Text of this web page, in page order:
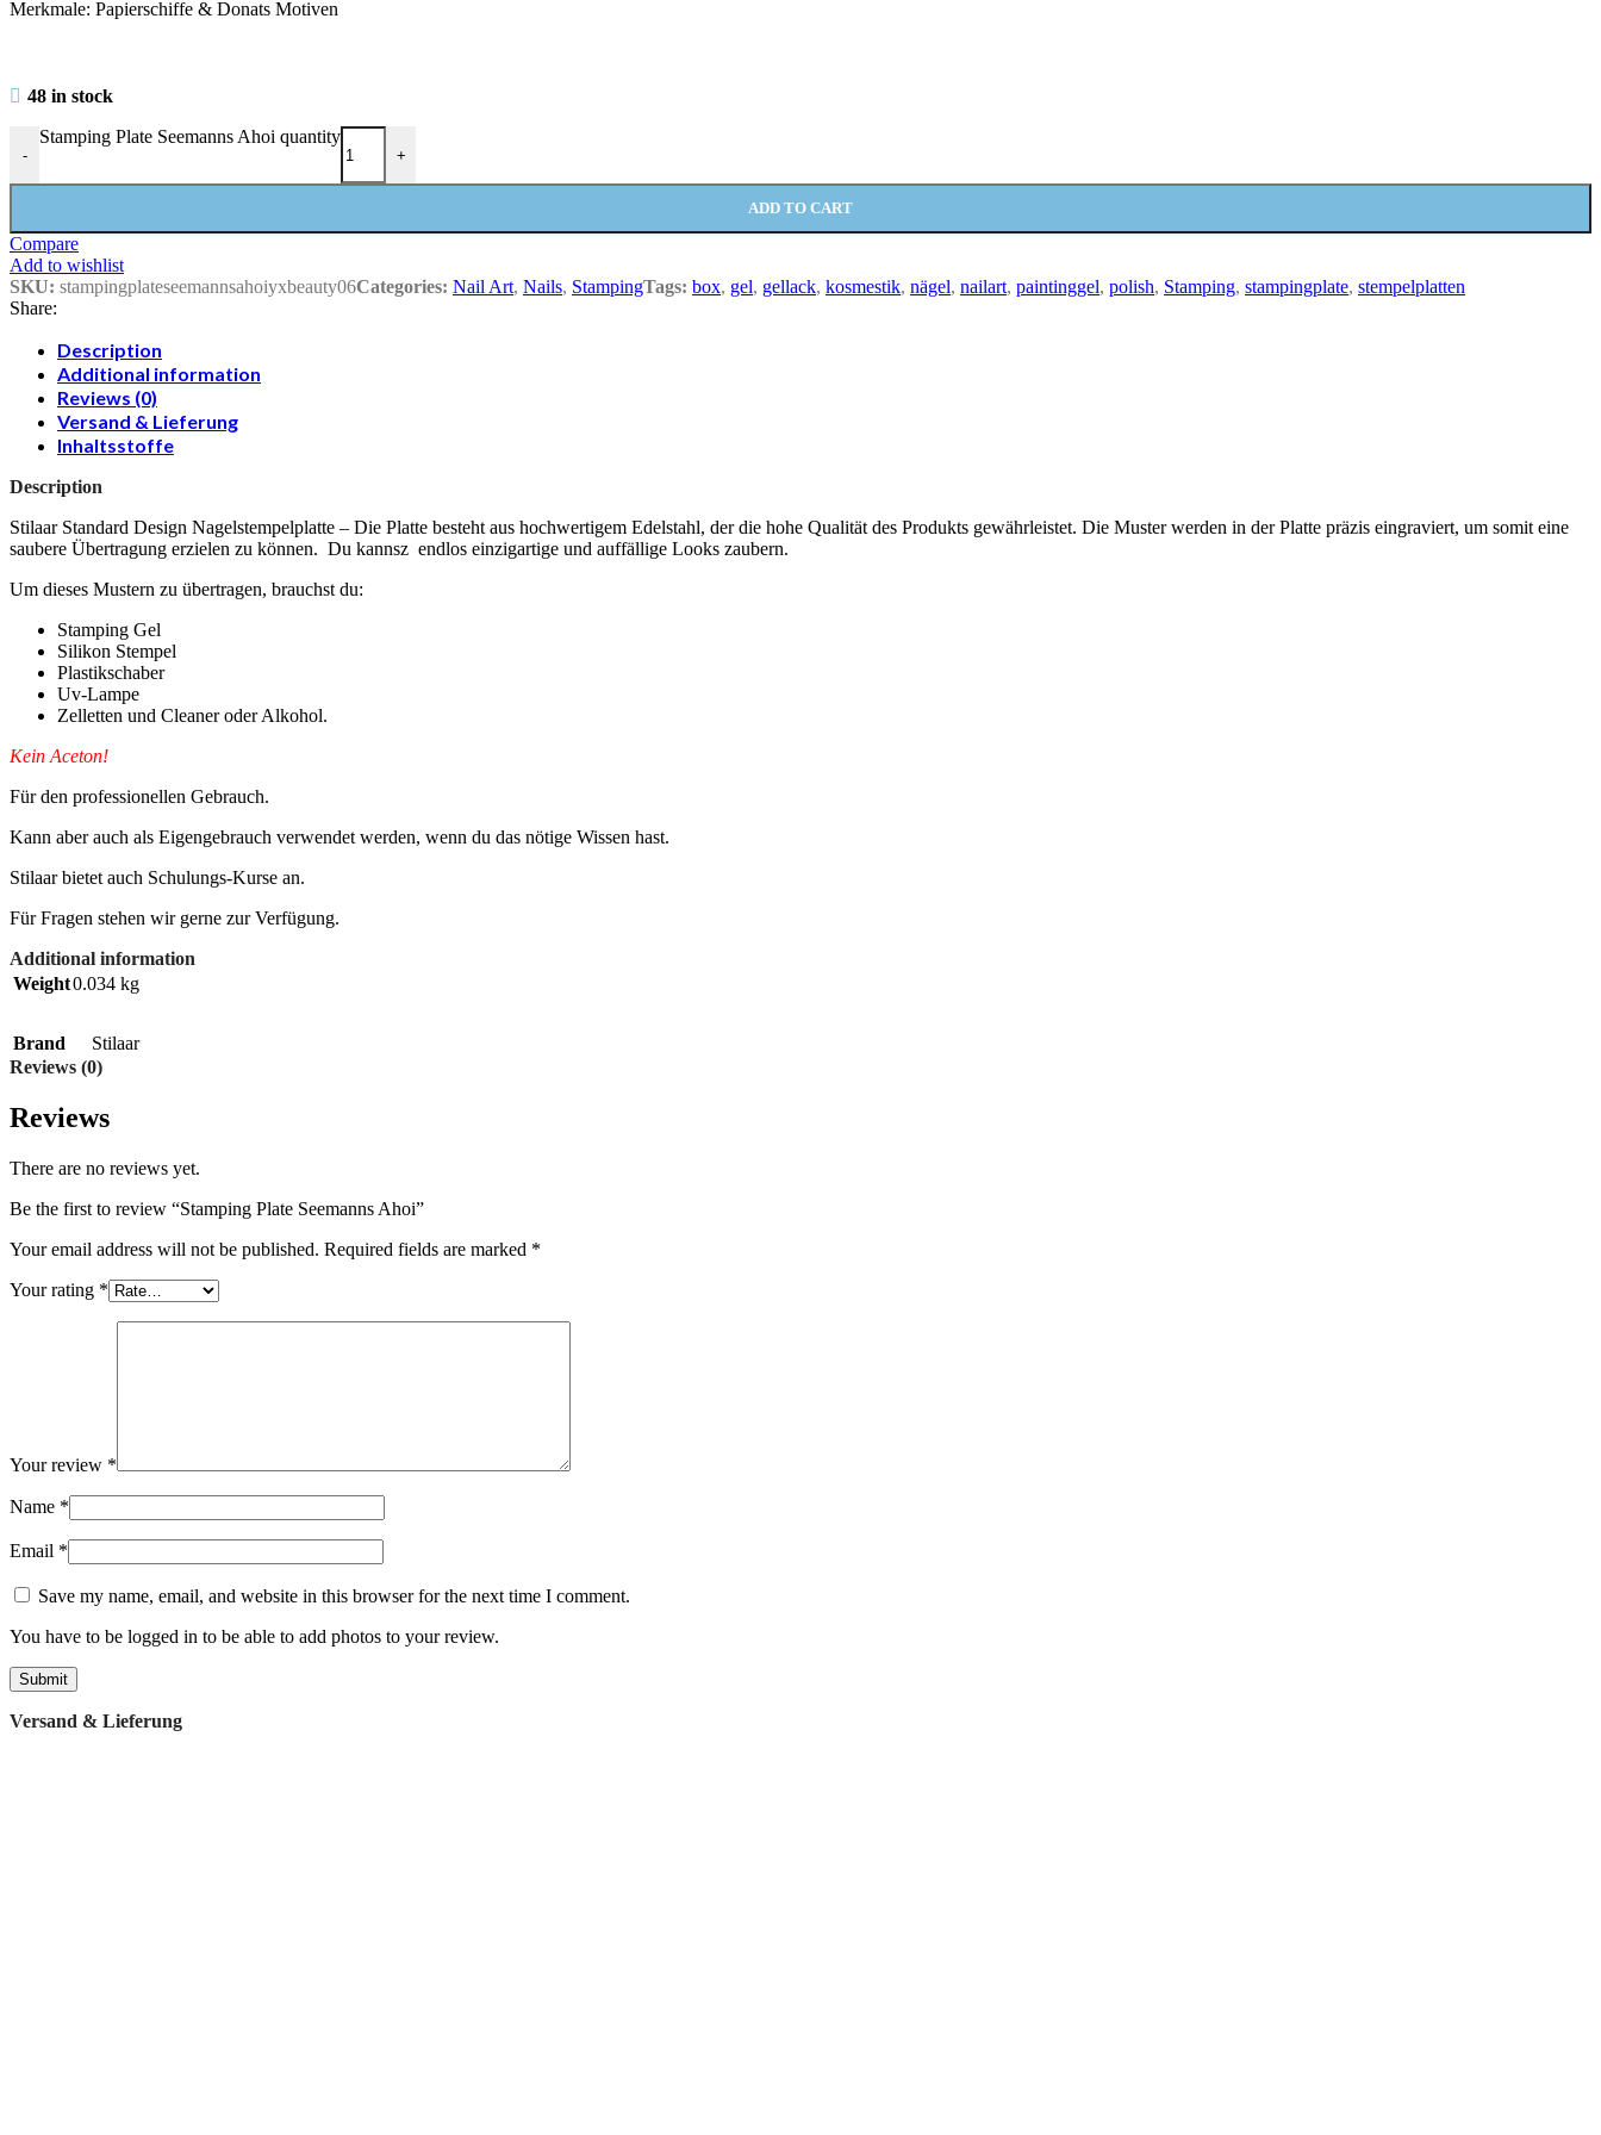
Merkmale: Papierschiffe & Donats Motiven
48 in stock
-
Stamping Plate Seemanns Ahoi quantity
+
ADD TO CART
Compare
Add to wishlist
SKU: stampingplateseemannsahoiyxbeauty06Categories: Nail Art, Nails, StampingTags: box, gel, gellack, kosmestik, nägel, nailart, paintinggel, polish, Stamping, stampingplate, stempelplatten
Share:
Description
Additional information
Reviews (0)
Versand & Lieferung
Inhaltsstoffe
Description
Stilaar Standard Design Nagelstempelplatte – Die Platte besteht aus hochwertigem Edelstahl, der die hohe Qualität des Produkts gewährleistet. Die Muster werden in der Platte präzis eingraviert, um somit eine
saubere Übertragung erzielen zu können. Du kannsz endlos einzigartige und auffällige Looks zaubern.
Um dieses Mustern zu übertragen, brauchst du:
Stamping Gel
Silikon Stempel
Plastikschaber
Uv-Lampe
Zelletten und Cleaner oder Alkohol.
Kein Aceton!
Für den professionellen Gebrauch.
Kann aber auch als Eigengebrauch verwendet werden, wenn du das nötige Wissen hast.
Stilaar bietet auch Schulungs-Kurse an.
Für Fragen stehen wir gerne zur Verfügung.
Additional information
Weight0.034 kg
Brand
Stilaar
Reviews (0)
Reviews
There are no reviews yet.
Be the first to review “Stamping Plate Seemanns Ahoi”
Your email address will not be published. Required fields are marked *
Your rating *
Your review *
Name *
Email *
Save my name, email, and website in this browser for the next time I comment.
You have to be logged in to be able to add photos to your review.
Versand & Lieferung